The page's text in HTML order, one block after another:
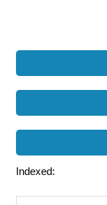
Indexed: